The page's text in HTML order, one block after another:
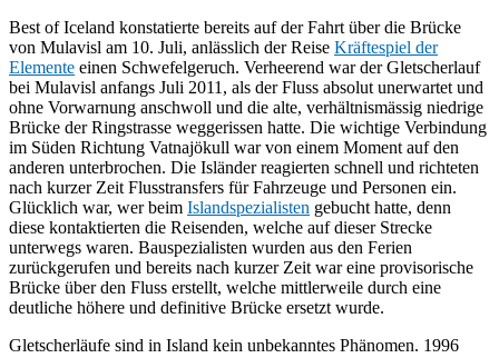
Best of Iceland konstatierte bereits auf der Fahrt über die Brücke
von Mulavisl am 10. Juli, anlässlich der Reise Kräftespiel der
Elemente einen Schwefelgeruch. Verheerend war der Gletscherlauf
bei Mulavisl anfangs Juli 2011, als der Fluss absolut unerwartet und
ohne Vorwarnung anschwoll und die alte, verhältnismässig niedrige
Brücke der Ringstrasse weggerissen hatte. Die wichtige Verbindung
im Süden Richtung Vatnajökull war von einem Moment auf den
anderen unterbrochen. Die Isländer reagierten schnell und richteten
nach kurzer Zeit Flusstransfers für Fahrzeuge und Personen ein.
Glücklich war, wer beim Islandspezialisten gebucht hatte, denn
diese kontaktierten die Reisenden, welche auf dieser Strecke
unterwegs waren. Bauspezialisten wurden aus den Ferien
zurückgerufen und bereits nach kurzer Zeit war eine provisorische
Brücke über den Fluss erstellt, welche mittlerweile durch eine
deutliche höhere und definitive Brücke ersetzt wurde.
Gletscherläufe sind in Island kein unbekanntes Phänomen. 1996